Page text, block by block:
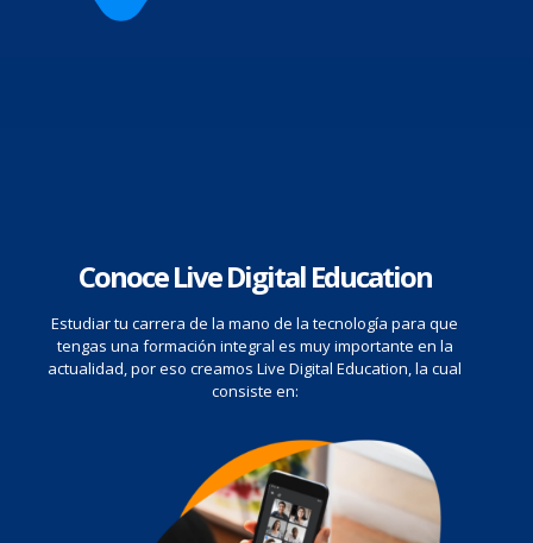
Conoce Live Digital Education
Estudiar tu carrera de la mano de la tecnología para que
tengas una formación integral es muy importante en la
actualidad, por eso creamos Live Digital Education, la cual
consiste en: